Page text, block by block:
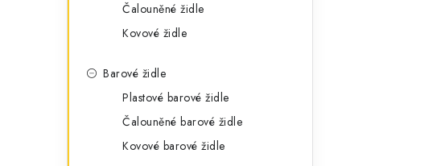
Čalouněné židle
Kovové židle
Barové židle
Plastové barové židle
Čalouněné barové židle
Kovové barové židle